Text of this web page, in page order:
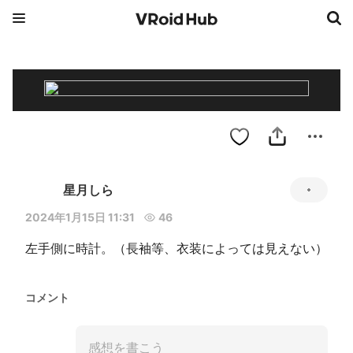
星月しら
2024年1月15日 11:31 46
左手側に時計。（長袖等、衣装によっては見えない）
コメント